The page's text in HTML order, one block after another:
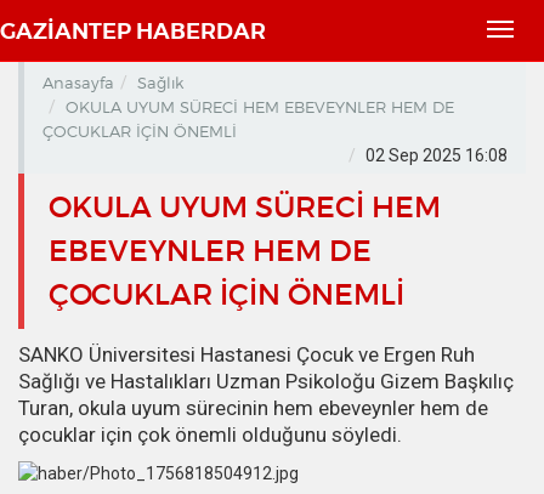
GAZİANTEP HABERDAR
Anasayfa
Sağlık
OKULA UYUM SÜRECİ HEM EBEVEYNLER HEM DE
ÇOCUKLAR İÇİN ÖNEMLİ
02 Sep 2025 16:08
OKULA UYUM SÜRECİ HEM
EBEVEYNLER HEM DE
ÇOCUKLAR İÇİN ÖNEMLİ
SANKO Üniversitesi Hastanesi Çocuk ve Ergen Ruh
Sağlığı ve Hastalıkları Uzman Psikoloğu Gizem Başkılıç
Turan, okula uyum sürecinin hem ebeveynler hem de
çocuklar için çok önemli olduğunu söyledi.